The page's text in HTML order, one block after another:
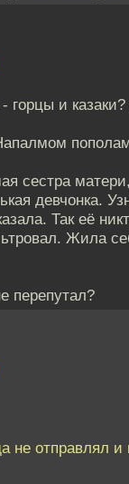
горцы и казаки?
сестра
девчонка.
Так её
Жила
перепутал?
не отправлял и